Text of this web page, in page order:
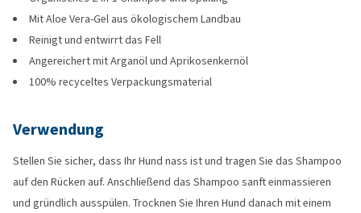
Mit Aloe Vera-Gel aus ökologischem Landbau
Reinigt und entwirrt das Fell
Angereichert mit Arganöl und Aprikosenkernöl
100% recyceltes Verpackungsmaterial
Verwendung
Stellen Sie sicher, dass Ihr Hund nass ist und tragen Sie das Shampoo
auf den Rücken auf. Anschließend das Shampoo sanft einmassieren
und gründlich ausspülen. Trocknen Sie Ihren Hund danach mit einem